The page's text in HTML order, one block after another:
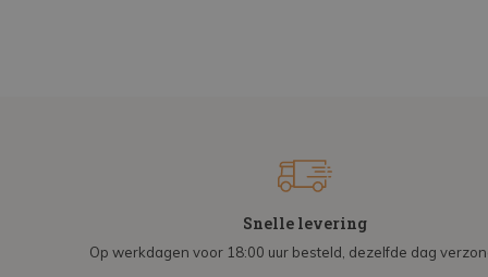
Snelle levering
Op werkdagen voor 18:00 uur besteld, dezelfde dag